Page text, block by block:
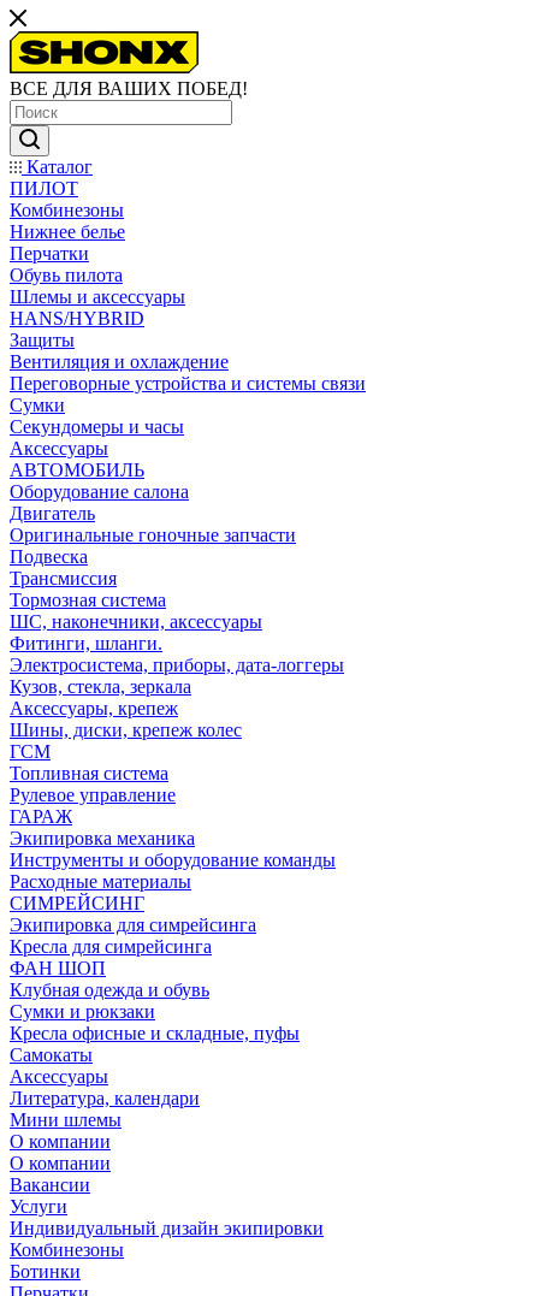
ВСЕ ДЛЯ ВАШИХ ПОБЕД!
Каталог
ПИЛОТ
Комбинезоны
Нижнее белье
Перчатки
Обувь пилота
Шлемы и аксессуары
HANS/HYBRID
Защиты
Вентиляция и охлаждение
Переговорные устройства и системы связи
Сумки
Секундомеры и часы
Аксессуары
АВТОМОБИЛЬ
Оборудование салона
Двигатель
Оригинальные гоночные запчасти
Подвеска
Трансмиссия
Тормозная система
ШС, наконечники, аксессуары
Фитинги, шланги.
Электросистема, приборы, дата-логгеры
Кузов, стекла, зеркала
Аксессуары, крепеж
Шины, диски, крепеж колес
ГСМ
Топливная система
Рулевое управление
ГАРАЖ
Экипировка механика
Инструменты и оборудование команды
Расходные материалы
СИМРЕЙСИНГ
Экипировка для симрейсинга
Кресла для симрейсинга
ФАН ШОП
Клубная одежда и обувь
Сумки и рюкзаки
Кресла офисные и складные, пуфы
Самокаты
Аксессуары
Литература, календари
Мини шлемы
О компании
О компании
Вакансии
Услуги
Индивидуальный дизайн экипировки
Комбинезоны
Ботинки